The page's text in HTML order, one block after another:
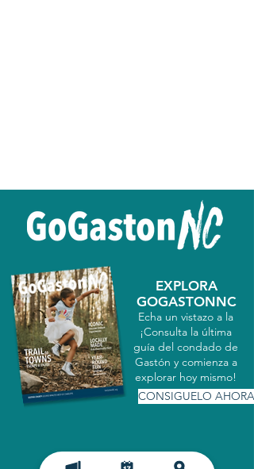
EXPLORA
GOGASTONNC
Echa un vistazo a la
¡Consulta la última
guía del condado de
Gastón y comienza a
explorar hoy mismo!
CONSIGUELO AHORA